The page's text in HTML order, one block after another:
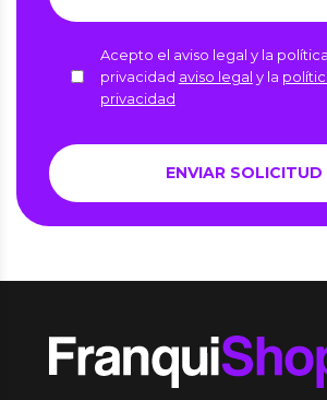
Acepto el aviso legal y la
privacidad aviso legal y la
privacidad